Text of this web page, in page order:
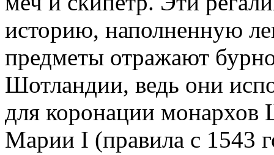
историю, наполненную
предметы отражают
Шотландии, ведь они
для коронации монархов
Марии I (правила с 1543